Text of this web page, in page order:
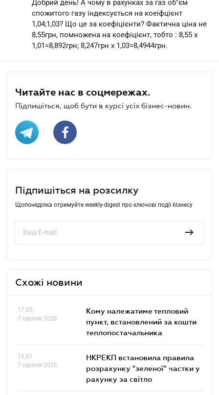
Добрий день! А чому в рахунках за газ об"єм
спожитого газу індексується на коеіфцієнт
1,04;1,03? Що це за коефіцієнти? Фактична ціна не
8,55грн, помножена на коефіцієнт, тобто : 8,55 х
1,01=8,892грн; 8,247грн х 1,03=8,4944грн.
Читайте нас в соцмережах.
Підпишіться, щоб бути в курсі усіх бізнес-новин.
Підпишіться на розсилку
Щопонеділка отримуйте weekly-digest про ключові події бізнесу
Схожі новини
17.05
7 серпня 2026
Кому належатиме тепловий
пункт, встановлений за кошти
теплопостачальника
16.01
7 серпня 2026
НКРЕКП встановила правила
розрахунку "зеленої" частки у
рахунку за світло